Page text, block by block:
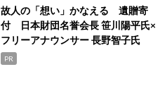
故人の「想い」かなえる 遺贈寄
付 日本財団名誉会長 笹川陽平氏×
フリーアナウンサー 長野智子氏
PR